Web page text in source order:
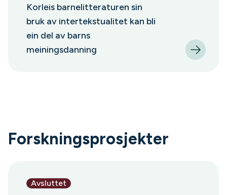
Korleis barnelitteraturen sin
bruk av intertekstualitet kan bli
ein del av barns
meiningsdanning
Forskningsprosjekter
Avsluttet